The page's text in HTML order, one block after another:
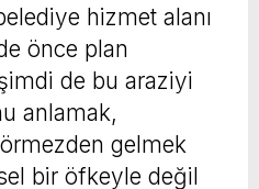
hizmet alanı
önce plan
de bu araziyi
anlamak,
gelmek
bir öfkeyle değil